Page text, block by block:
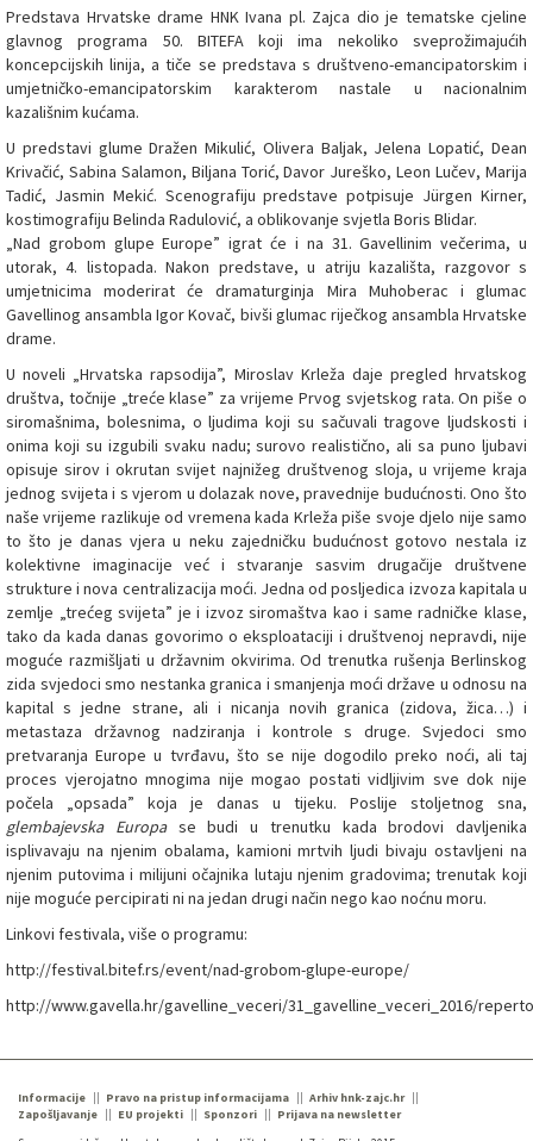
Predstava Hrvatske drame HNK Ivana pl. Zajca dio je tematske cjeline
glavnog programa 50. BITEFA koji ima nekoliko sveprožimajućih
koncepcijskih linija, a tiče se predstava s društveno-emancipatorskim i
umjetničko-emancipatorskim karakterom nastale u nacionalnim
kazališnim kućama.
U predstavi glume Dražen Mikulić, Olivera Baljak, Jelena Lopatić, Dean
Krivačić, Sabina Salamon, Biljana Torić, Davor Jureško, Leon Lučev, Marija
Tadić, Jasmin Mekić. Scenografiju predstave potpisuje Jürgen Kirner,
kostimografiju Belinda Radulović, a oblikovanje svjetla Boris Blidar.
„Nad grobom glupe Europe” igrat će i na 31. Gavellinim večerima, u
utorak, 4. listopada. Nakon predstave, u atriju kazališta, razgovor s
umjetnicima moderirat će dramaturginja Mira Muhoberac i glumac
Gavellinog ansambla Igor Kovač, bivši glumac riječkog ansambla Hrvatske
drame.
U noveli „Hrvatska rapsodija”, Miroslav Krleža daje pregled hrvatskog
društva, točnije „treće klase” za vrijeme Prvog svjetskog rata. On piše o
siromašnima, bolesnima, o ljudima koji su sačuvali tragove ljudskosti i
onima koji su izgubili svaku nadu; surovo realistično, ali sa puno ljubavi
opisuje sirov i okrutan svijet najnižeg društvenog sloja, u vrijeme kraja
jednog svijeta i s vjerom u dolazak nove, pravednije budućnosti. Ono što
naše vrijeme razlikuje od vremena kada Krleža piše svoje djelo nije samo
to što je danas vjera u neku zajedničku budućnost gotovo nestala iz
kolektivne imaginacije već i stvaranje sasvim drugačije društvene
strukture i nova centralizacija moći. Jedna od posljedica izvoza kapitala u
zemlje „trećeg svijeta” je i izvoz siromaštva kao i same radničke klase,
tako da kada danas govorimo o eksploataciji i društvenoj nepravdi, nije
moguće razmišljati u državnim okvirima. Od trenutka rušenja Berlinskog
zida svjedoci smo nestanka granica i smanjenja moći države u odnosu na
kapital s jedne strane, ali i nicanja novih granica (zidova, žica…) i
metastaza državnog nadziranja i kontrole s druge. Svjedoci smo
pretvaranja Europe u tvrđavu, što se nije dogodilo preko noći, ali taj
proces vjerojatno mnogima nije mogao postati vidljivim sve dok nije
počela „opsada” koja je danas u tijeku. Poslije stoljetnog sna,
glembajevska Europa se budi u trenutku kada brodovi davljenika
isplivavaju na njenim obalama, kamioni mrtvih ljudi bivaju ostavljeni na
njenim putovima i milijuni očajnika lutaju njenim gradovima; trenutak koji
nije moguće percipirati ni na jedan drugi način nego kao noćnu moru.
Linkovi festivala, više o programu:
http://festival.bitef.rs/event/nad-grobom-glupe-europe/
http://www.gavella.hr/gavelline_veceri/31_gavelline_veceri_2016/
Informacije Pravo na pristup informacijama
Arhiv hnk-zajc.hr
Zapošljavanje
EU projekti Sponzori
Prijava na newsletter